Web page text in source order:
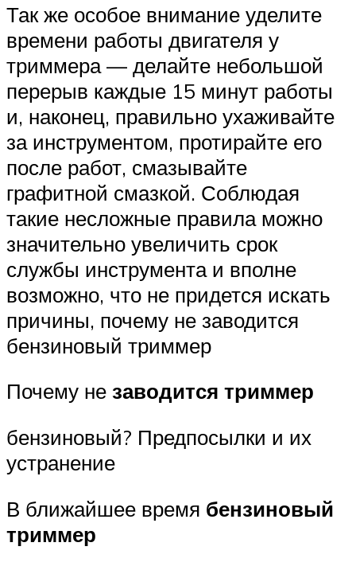
Так же особое внимание уделите
времени работы двигателя у
триммера — делайте небольшой
перерыв каждые 15 минут работы
и, наконец, правильно ухаживайте
за инструментом, протирайте его
после работ, смазывайте
графитной смазкой. Соблюдая
такие несложные правила можно
значительно увеличить срок
службы инструмента и вполне
возможно, что не придется искать
причины, почему не заводится
бензиновый триммер
Почему не заводится триммер
бензиновый? Предпосылки и их
устранение
В ближайшее время бензиновый
триммер